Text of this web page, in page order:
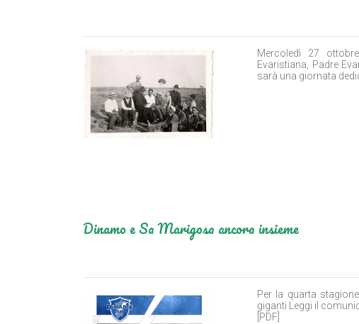
Mercoledì 27
Evaristiana, Padre
sarà una giornata
Dinamo e Sa Marigosa ancora insieme
Per la quarta
giganti Leggi il
[PDF]